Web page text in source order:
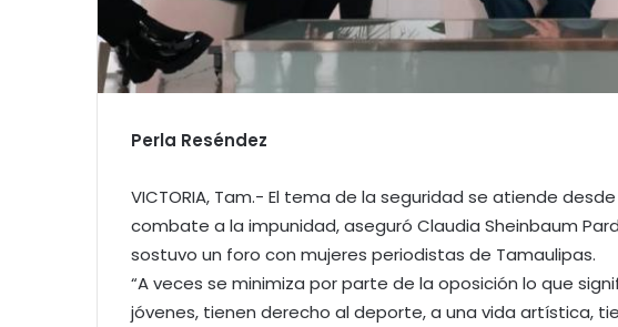
Perla Reséndez
VICTORIA, Tam.- El tema de la seguridad se atiende
combate a la impunidad, aseguró Claudia Sheinbaum
sostuvo un foro con mujeres periodistas de Tamaulipas.
“A veces se minimiza por parte de la oposición lo que
jóvenes, tienen derecho al deporte, a una vida artística,